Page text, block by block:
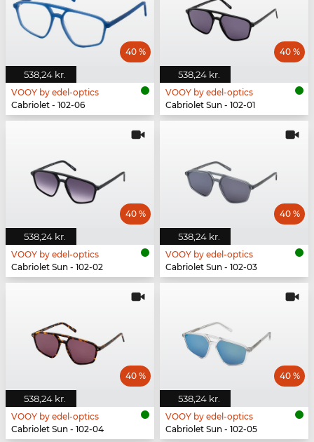
538,24 kr.
40 %
VOOY by edel-optics
Cabriolet - 102-06
538,24 kr.
40 %
VOOY by edel-optics
Cabriolet Sun - 102-01
538,24 kr.
40 %
VOOY by edel-optics
Cabriolet Sun - 102-02
538,24 kr.
40 %
VOOY by edel-optics
Cabriolet Sun - 102-03
538,24 kr.
40 %
VOOY by edel-optics
Cabriolet Sun - 102-04
538,24 kr.
40 %
VOOY by edel-optics
Cabriolet Sun - 102-05